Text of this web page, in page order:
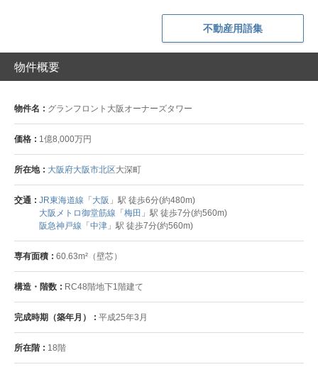
不動産用語集
物件概要
物件名 グランフロント大阪オーナーズタワー
価格 1億8,000万円
所在地 大阪府大阪市北区大深町
交通 JR東海道線 「 大阪 」駅 徒歩6分(約480m)
大阪メトロ御堂筋線 「梅田 」駅 徒歩7分(約560m)
阪急神戸線 「中津 」駅 徒歩7分(約560m)
専有面積 60.63m²（壁芯）
構造・階数 RC48階地下1階建て
完成時期（築年月） 平成25年3月
所在階 18階